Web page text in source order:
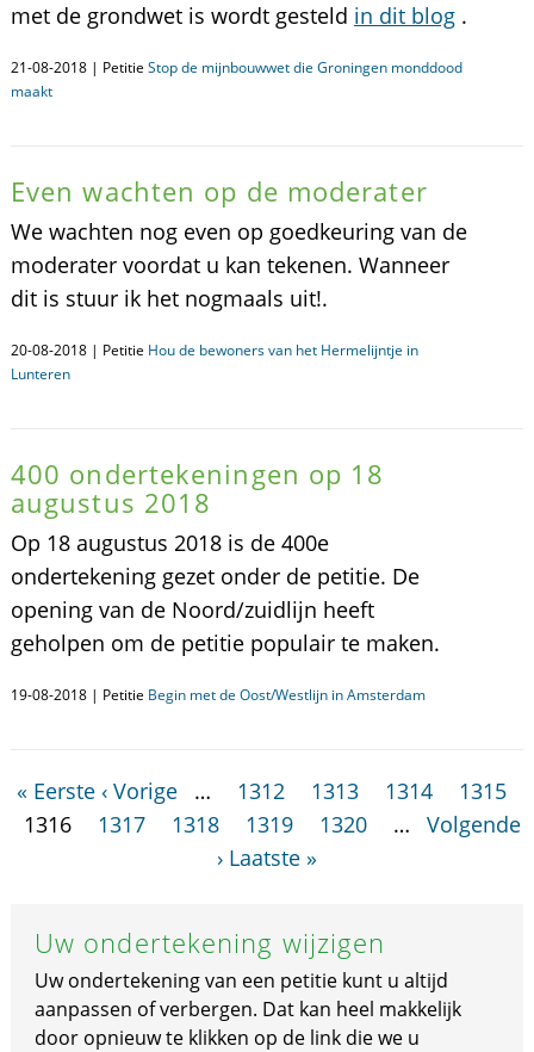
met de grondwet is wordt gesteld in dit blog.
21-08-2018 | Petitie Stop de mijnbouwwet die Groningen monddood
maakt
Even wachten op de moderater
We wachten nog even op goedkeuring van de
moderater voordat u kan tekenen. Wanneer
dit is stuur ik het nogmaals uit!.
20-08-2018 | Petitie Hou de bewoners van het Hermelijntje in
Lunteren
400 ondertekeningen op 18
augustus 2018
Op 18 augustus 2018 is de 400e
ondertekening gezet onder de petitie. De
opening van de Noord/zuidlijn heeft
geholpen om de petitie populair te maken.
19-08-2018 | Petitie Begin met de Oost/Westlijn in Amsterdam
« Eerste ‹ Vorige … 1312 1313 1314
1315
1316
1317 1318 1319 1320 …
Volgende
› Laatste »
Uw ondertekening wijzigen
Uw ondertekening van een petitie kunt u altijd
aanpassen of verbergen. Dat kan heel makkelijk
door opnieuw te klikken op de link die we u